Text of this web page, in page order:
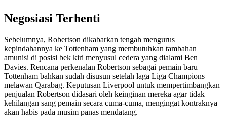
Negosiasi Terhenti
Sebelumnya, Robertson dikabarkan tengah mengurus
kepindahannya ke Tottenham yang membutuhkan tambahan
amunisi di posisi bek kiri menyusul cedera yang dialami Ben
Davies. Rencana perkenalan Robertson sebagai pemain baru
Tottenham bahkan sudah disusun setelah laga Liga Champions
melawan Qarabag. Keputusan Liverpool untuk mempertimbangkan
penjualan Robertson didasari oleh keinginan mereka agar tidak
kehilangan sang pemain secara cuma-cuma, mengingat kontraknya
akan habis pada musim panas mendatang.